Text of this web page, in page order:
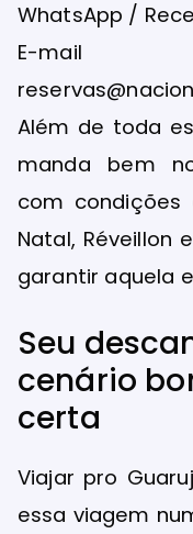
WhatsApp /
E-mail
Além de toda
manda bem
com
Natal, Réveillon
garantir aquela
Seu
cenário
certa
Viajar pro
essa viagem